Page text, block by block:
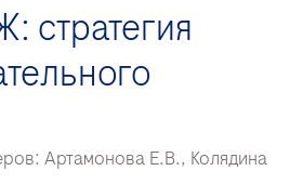
стратегия
Артамонова Е.В., Колядина